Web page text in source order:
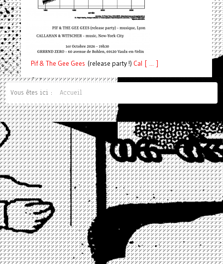
Pif& The Gee Gees (release party !) Cal [ ... ]
Vous êtes ici : Accueil